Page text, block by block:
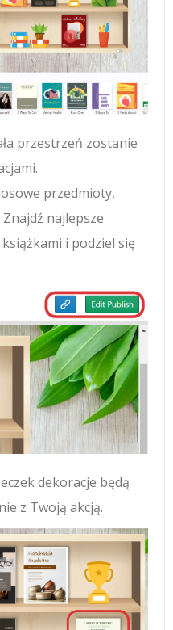
przestrzeń zostanie
przedmioty,
najlepsze
i podziel się
dekoracje będą
z Twoją akcją.